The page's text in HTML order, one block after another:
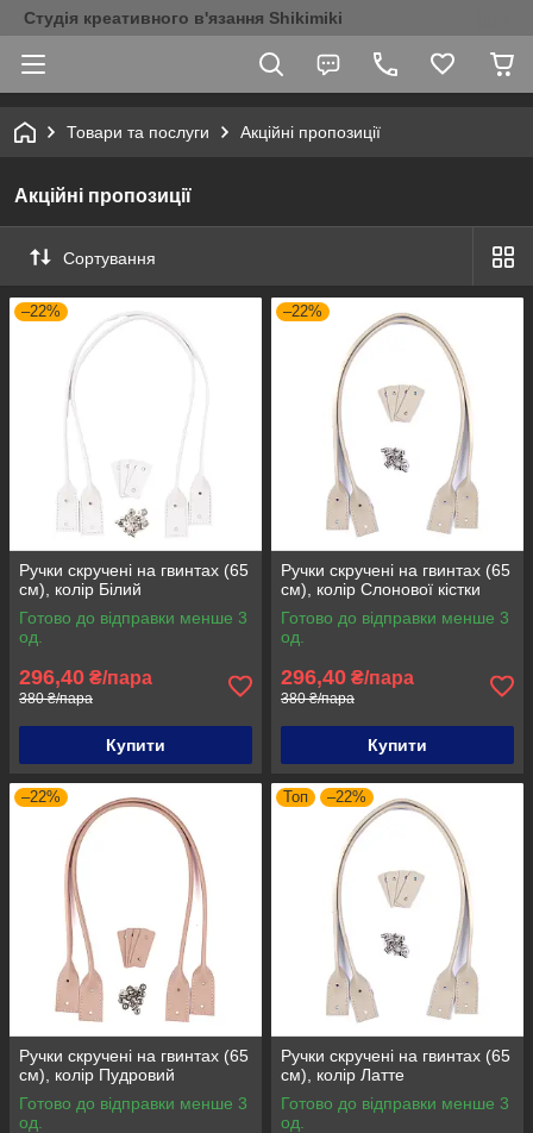
Студія креативного в'язання Shikimiki
Товари та послуги Акційні пропозиції
Акційні пропозиції
Сортування
–22%
Ручки скручені на гвинтах (65
см), колір Білий
Готово до відправки менше 3
од.
296,40 ₴/пара
380 ₴/пара
Купити
–22%
Ручки скручені на гвинтах (65
см), колір Слонової кістки
Готово до відправки менше 3
од.
296,40 ₴/пара
380 ₴/пара
Купити
–22%
Ручки скручені на гвинтах (65
см), колір Пудровий
Готово до відправки менше 3
од.
Топ –22%
Ручки скручені на гвинтах (65
см), колір Латте
Готово до відправки менше 3
од.